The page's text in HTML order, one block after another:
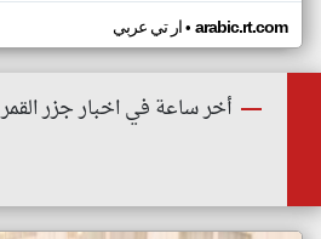
ار تي عربي• arabic.rt.com
أخر ساعة في اخبار جزر القمر